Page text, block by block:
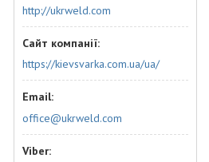
http://ukrweld.com
https://kievsvarka.com.ua/ua/
office@ukrweld.com